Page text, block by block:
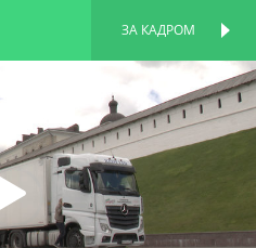
ЗА КАДРОМ
ПЕРСОНАЛЬНАЯ
СТРАНИЦА